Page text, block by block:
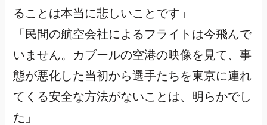
ることは本当に悲しいことです」
「民間の航空会社によるフライトは今飛んで
いません。カブールの空港の映像を見て、事
態が悪化した当初から選手たちを東京に連れ
てくる安全な方法がないことは、明らかでし
た」